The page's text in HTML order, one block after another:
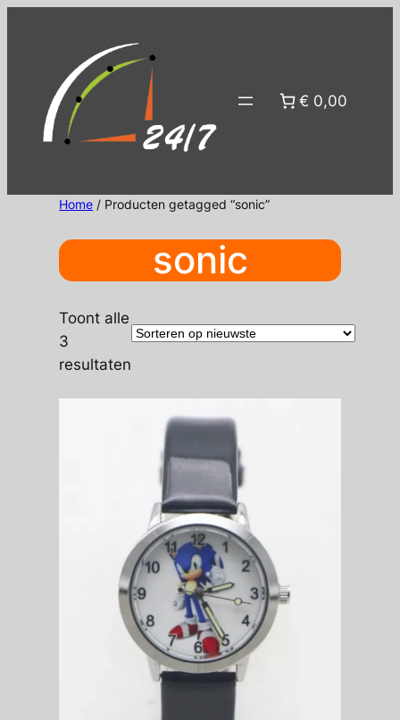
€ 0,00
Home / Producten getagged “sonic”
sonic
Toont alle
3
resultaten